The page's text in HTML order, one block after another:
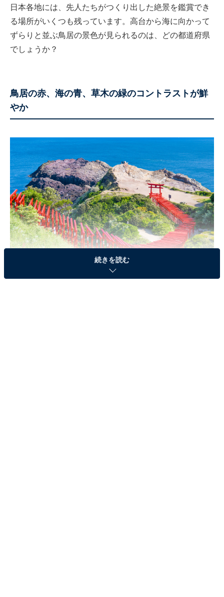
日本各地には、先人たちがつくり出した絶景を鑑賞でき
る場所がいくつも残っています。高台から海に向かって
ずらりと並ぶ鳥居の景色が見られるのは、どの都道府県
でしょうか？
鳥居の赤、海の青、草木の緑のコントラストが鮮
やか
続きを読む